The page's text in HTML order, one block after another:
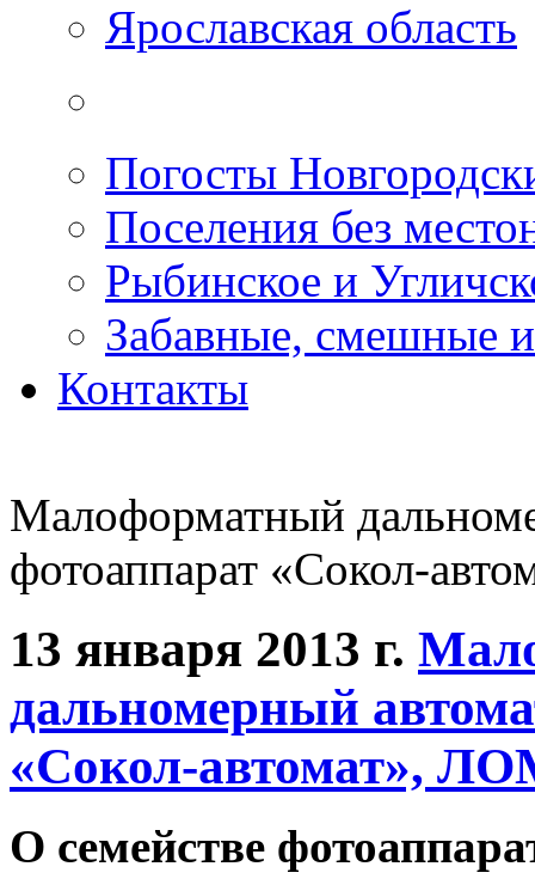
Ярославская область
Погосты
Поселения без
Рыбинское и
Забавные, смешные
Контакты
Малоформатный
фотоаппарат «Сокол-
13 января 2013 г.
дальномерный
«Сокол-автомат»,
О семействе